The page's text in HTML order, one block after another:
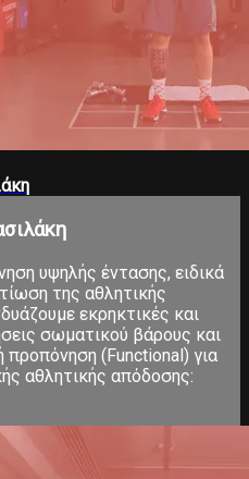
υψηλής έντασης, ειδικά
της αθλητικής
εκρηκτικές και
σωματικού βάρους και
προπόνηση (Functional) για
αθλητικής απόδοσης: